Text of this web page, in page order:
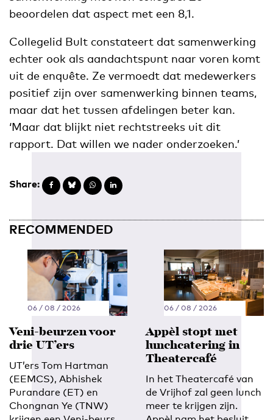
beoordelen dat aspect met een 8,1.
Collegelid Bult constateert dat samenwerking
echter ook als aandachtspunt naar voren komt
uit de enquête. Ze vermoedt dat medewerkers
positief zijn over samenwerking binnen teams,
maar dat het tussen afdelingen beter kan.
‘Maar dat blijkt niet rechtstreeks uit dit
rapport. Dat willen we nader onderzoeken.’
Share:
RECOMMENDED
06 / 08 / 2026
Veni-beurzen voor
drie UT’ers
UT’ers Tom Hartman
(EEMCS), Abhishek
Purandare (ET) en
Chongnan Ye (TNW)
06 / 08 / 2026
Appèl stopt met
lunchcatering in
Theatercafé
In het Theatercafé van
de Vrijhof zal geen lunch
meer te krijgen zijn.